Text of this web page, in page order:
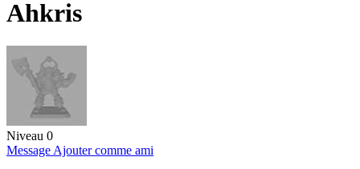
Ahkris
Niveau 0
Message Ajouter comme ami